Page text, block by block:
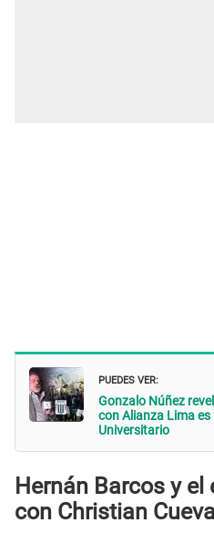
PUEDES VER:
Gonzalo Núñez
con Alianza Lima
Universitario
Hernán Barcos y
con Christian Cueva